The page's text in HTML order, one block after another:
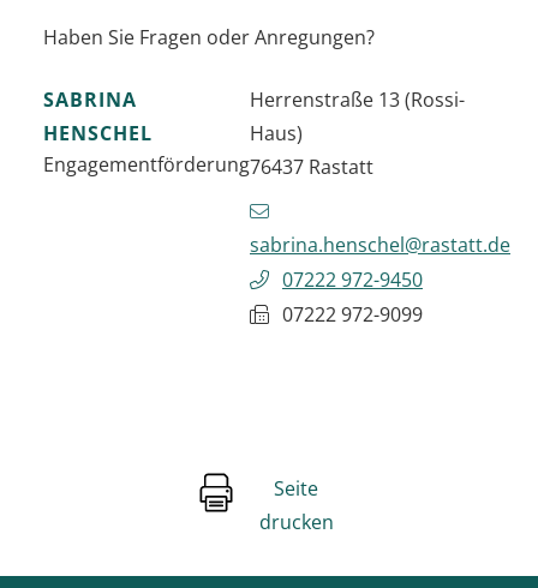
Haben Sie Fragen oder Anregungen?
SABRINA
HENSCHEL
Engagementförderung
Herrenstraße 13 (Rossi-
Haus)
76437 Rastatt
sabrina.henschel@rastatt.de
07222 972-9450
07222 972-9099
Seite
drucken